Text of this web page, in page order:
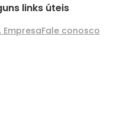
links úteis
EmpresaFale conosco